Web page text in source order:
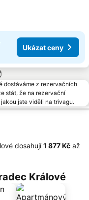
Ukázat ceny
dostáváme z rezervačních
stát, že na rezervační
jste viděli na trivagu.
dosahují‎1 877 Kč až
Králové